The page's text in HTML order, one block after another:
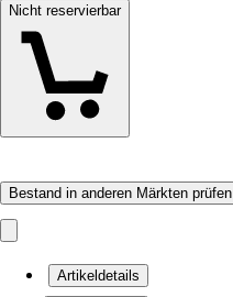
Nicht reservierbar
Bestand in anderen Märkten prüfen
Artikeldetails